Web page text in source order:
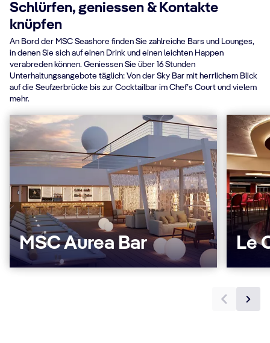
Schlürfen, geniessen & Kontakte
knüpfen
An Bord der MSC Seashore finden Sie zahlreiche Bars und Lounges,
in denen Sie sich auf einen Drink und einen leichten Happen
verabreden können. Geniessen Sie über 16 Stunden
Unterhaltungsangebote täglich: Von der Sky Bar mit herrlichem Blick
auf die Seufzerbrücke bis zur Cocktailbar im Chef’s Court und vielem
mehr.
MSC Aurea Bar Le